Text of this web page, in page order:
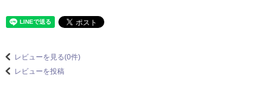
レビューを見る(0件)
レビューを投稿